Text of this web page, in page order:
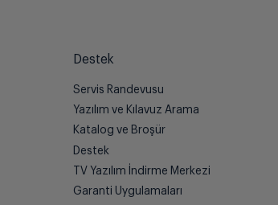
Destek
Servis Randevusu
Yazılım ve Kılavuz Arama
Katalog ve Broşür
Destek
TV Yazılım İndirme Merkezi
Garanti Uygulamaları